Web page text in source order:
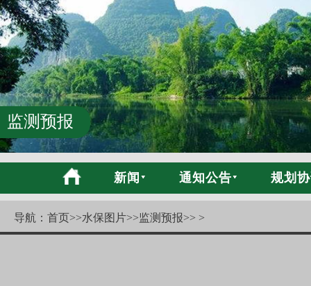
监测预报
新闻 通知公告 规划
导航： 首页>>水保图片>>监测预报>> >